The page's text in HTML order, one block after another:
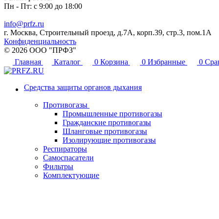
Пн - Пт: с 9:00 до 18:00
info@prfz.ru
г. Москва, Строительный проезд, д.7А, корп.39, стр.3, пом.1А
Конфиденциальность
© 2026 ООО "ПРФЗ"
Главная
Каталог 0 Корзина 0 Избранные 0
Средства защиты органов дыхания
Противогазы
Промышленные противогазы
Гражданские противогазы
Шланговые противогазы
Изолирующие противогазы
Респираторы
Самоспасатели
Фильтры
Комплектующие